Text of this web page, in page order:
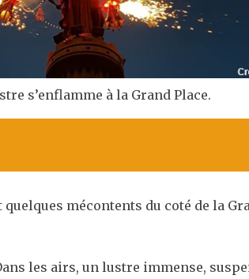
s’enflamme à la Grand Place.
mécontents du coté de la
les airs, un lustre immense,